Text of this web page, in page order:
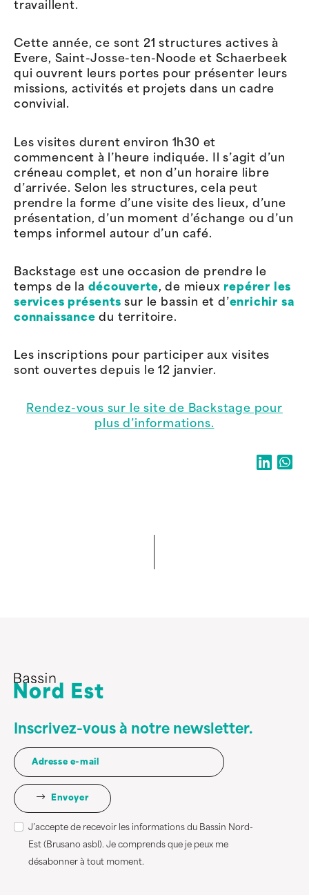
travaillent.
Cette année, ce sont 21 structures actives à
Evere, Saint-Josse-ten-Noode et Schaerbeek
qui ouvrent leurs portes pour présenter leurs
missions, activités et projets dans un cadre
convivial.
Les visites durent environ 1h30 et
commencent à l’heure indiquée. Il s’agit d’un
créneau complet, et non d’un horaire libre
d’arrivée. Selon les structures, cela peut
prendre la forme d’une visite des lieux, d’une
présentation, d’un moment d’échange ou d’un
temps informel autour d’un café.
Backstage est une occasion de prendre le
temps de la découverte, de mieux repérer les
services présents sur le bassin et d’enrichir sa
connaissance du territoire.
Les inscriptions pour participer aux visites
sont ouvertes depuis le 12 janvier.
Rendez-vous sur le site de Backstage pour
plus d’informations.
Inscrivez-vous à notre newsletter.
Envoyer
J’accepte de recevoir les informations du Bassin Nord-
Est (Brusano asbl). Je comprends que je peux me
désabonner à tout moment.